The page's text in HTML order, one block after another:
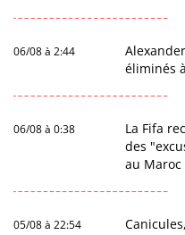
06/08 à 2:44
éliminés
06/08 à 0:38
La Fifa
des
au Maroc
05/08 à 22:54